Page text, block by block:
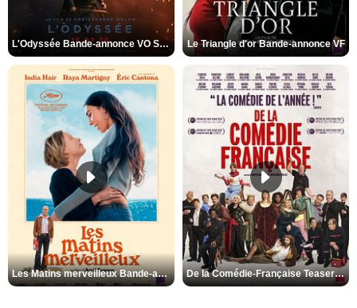
L'Odyssée Bande-annonce VO STFR Le Triangle d'or Bande-annonce VF
Les Matins merveilleux Bande-annonce VF De la Comédie-Française Teaser VF